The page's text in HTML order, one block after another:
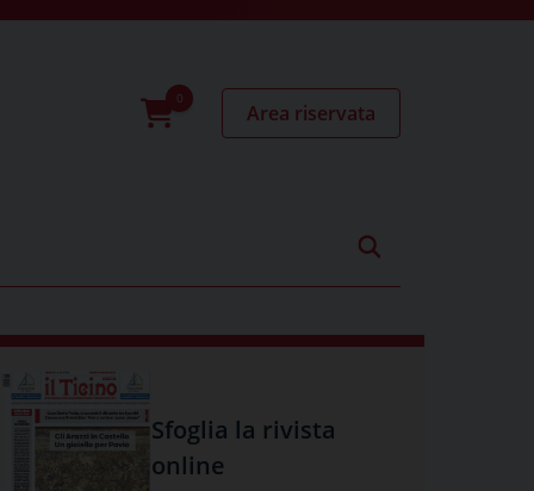
0
Area riservata
Sfoglia la rivista
online